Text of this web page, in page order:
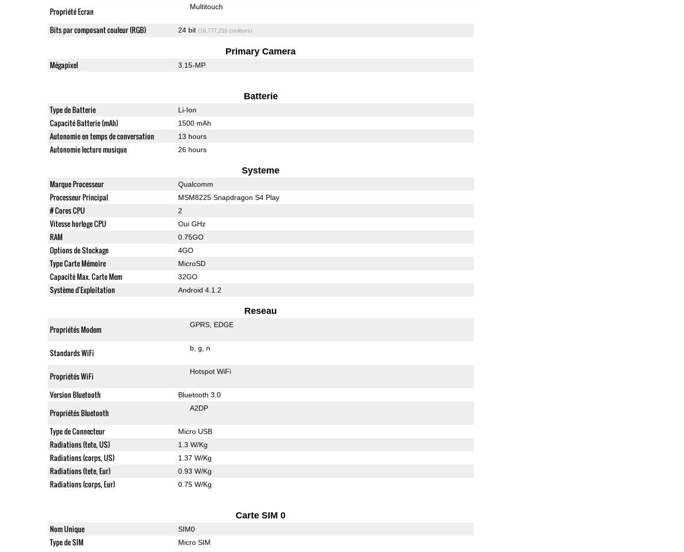
Propriété Ecran Multitouch
Bits par composant couleur (RGB) 24 bit (16,777,216 couleurs)
Primary Camera
Mégapixel 3.15-MP
Batterie
Type de Batterie Li-Ion
Capacité Batterie (mAh) 1500 mAh
Autonomie en temps de conversation 13 hours
Autonomie lecture musique 26 hours
Systeme
Marque Processeur Qualcomm
Processeur Principal MSM8225 Snapdragon S4 Play
# Cores CPU 2
Vitesse horloge CPU Oui GHz
RAM 0.75GO
Options de Stockage 4GO
Type Carte Mémoire MicroSD
Capacité Max. Carte Mem 32GO
Système d'Exploitation Android 4.1.2
Reseau
Propriétés Modem GPRS EDGE
Standards WiFi b g n
Propriétés WiFi Hotspot WiFi
Version Bluetooth Bluetooth 3.0
Propriétés Bluetooth A2DP
Type de Connecteur Micro USB
Radiations (tete, US) 1.3 W/Kg
Radiations (corps, US) 1.37 W/Kg
Radiations (tete, Eur) 0.93 W/Kg
Radiations (corps, Eur) 0.75 W/Kg
Carte SIM 0
Nom Unique SIM0
Type de SIM Micro SIM